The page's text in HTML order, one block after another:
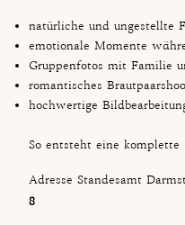
natürliche und ungestellte
emotionale Momente
Gruppenfotos mit Familie
romantisches
hochwertige
So entsteht eine komplette
Adresse Standesamt
8